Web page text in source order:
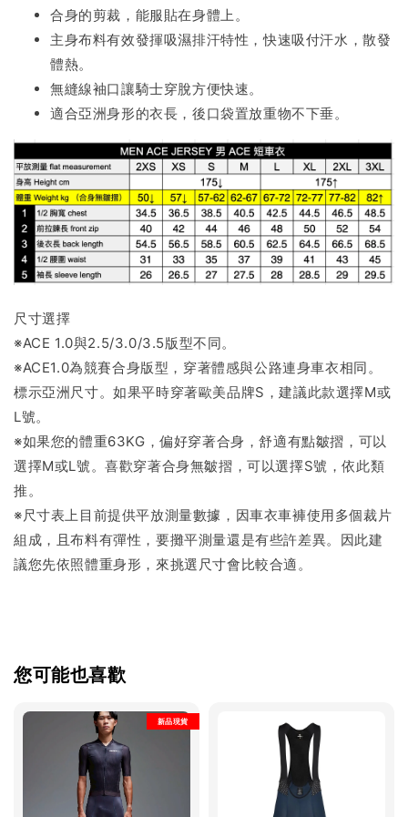
合身的剪裁，能服貼在身體上。
主身布料有效發揮吸濕排汗特性，快速吸付汗水，散發
體熱。
無縫線袖口讓騎士穿脫方便快速。
適合亞洲身形的衣長，後口袋置放重物不下垂。
尺寸選擇
※ACE 1.0與2.5/3.0/3.5版型不同。
※ACE1.0為競賽合身版型，穿著體感與公路連身車衣相同。
標示亞洲尺寸。如果平時穿著歐美品牌S，建議此款選擇M或
L號。
※如果您的體重63KG，偏好穿著合身，舒適有點皺摺，可以
選擇M或L號。喜歡穿著合身無皺摺，可以選擇S號，依此類
推。
※尺寸表上目前提供平放測量數據，因車衣車褲使用多個裁片
組成，且布料有彈性，要攤平測量還是有些許差異。因此建
議您先依照體重身形，來挑選尺寸會比較合適。
您可能也喜歡
新品現貨